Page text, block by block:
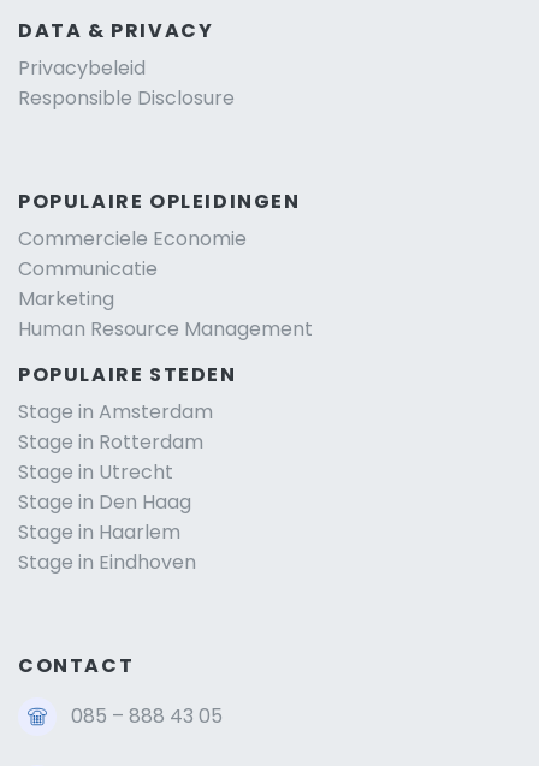
DATA & PRIVACY
Privacybeleid
Responsible Disclosure
POPULAIRE OPLEIDINGEN
Commerciele Economie
Communicatie
Marketing
Human Resource Management
POPULAIRE STEDEN
Stage in Amsterdam
Stage in Rotterdam
Stage in Utrecht
Stage in Den Haag
Stage in Haarlem
Stage in Eindhoven
CONTACT
085 – 888 43 05